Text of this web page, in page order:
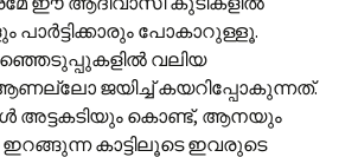
പാര്‍ട്ടിക്കാരും പോകാറുള്ളൂ.
വലിയ
ജയിച്ച് കയറിപ്പോകുന്നത്.
അട്ടകടിയും കൊണ്ട്, ആനയും
കാട്ടിലൂടെ ഇവരുടെ